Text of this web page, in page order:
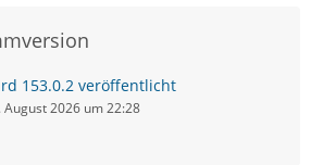
153.0.2 veröffentlicht
August 2026 um 22:28